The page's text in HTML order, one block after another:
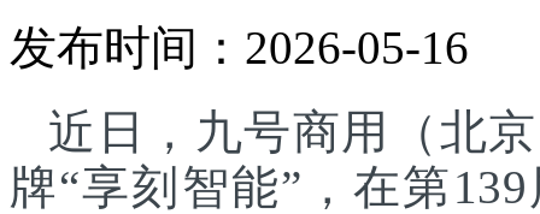
发布时间：2026-05-16
近日，九号商用（北
牌“享刻智能”，在第